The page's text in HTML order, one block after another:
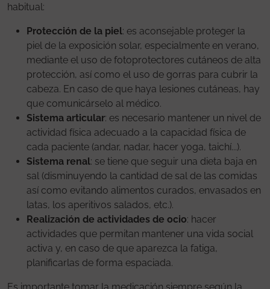
habitual:
Protección de la piel: es aconsejable proteger la
piel de la exposición solar, especialmente en verano,
mediante el uso de fotoprotectores cutáneos de alta
protección, así como el uso de gorras para cubrir la
cabeza. En caso de que haya lesiones cutáneas, hay
que comunicárselo al médico.
Sistema articular: es necesario mantener un nivel de
actividad física adecuado a la capacidad física de
cada paciente (andar, nadar, hacer yoga, taichí...).
Sistema renal: se tiene que seguir una dieta baja en
sal (disminuyendo la cantidad de sal de las comidas
así como evitando alimentos curados, envasados en
latas, los aperitivos salados, etc.).
Realización de actividades de ocio: hacer
actividades que permitan mantener una vida social
activa y, en caso de que aparezca la fatiga,
planificarlas de forma espaciada.